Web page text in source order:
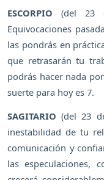
ESCORPIO (del 23
Equivocaciones
las pondrás en
que retrasarán tu
podrás hacer nada
suerte para hoy es 7.
SAGITARIO (del 23
inestabilidad de tu
comunicación y
las especulaciones,